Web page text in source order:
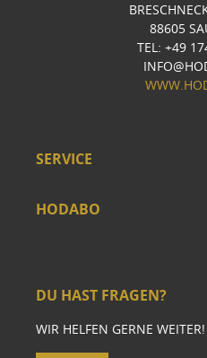
88605
TEL: +49
SERVICE
HODABO
DU HAST FRAGEN?
WIR HELFEN GERNE WEITER!